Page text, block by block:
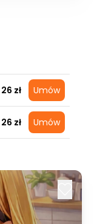
26 zł Umów
26 zł Umów